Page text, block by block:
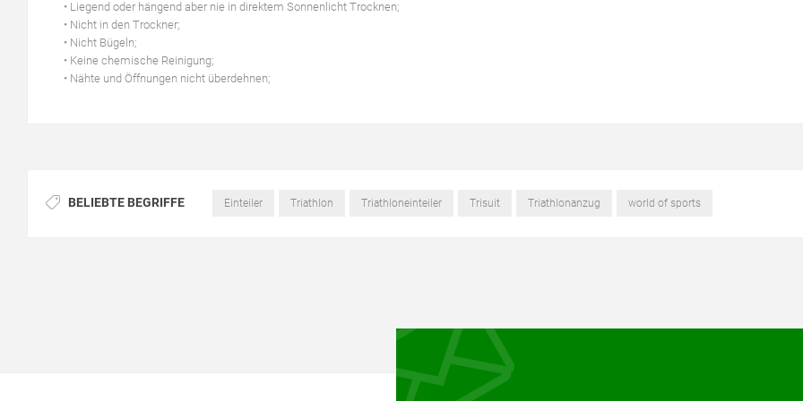
• Liegend oder hängend aber nie in direktem Sonnenlicht Trocknen;
• Nicht in den Trockner;
• Nicht Bügeln;
• Keine chemische Reinigung;
• Nähte und Öffnungen nicht überdehnen;
BELIEBTE BEGRIFFE Einteiler Triathlon Triathloneinteiler Trisuit Triathlonanzug world of sports